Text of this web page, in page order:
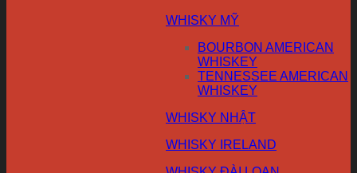
WHISKY MỸ
BOURBON AMERICAN
WHISKEY
TENNESSEE AMERICAN
WHISKEY
WHISKY NHẬT
WHISKY IRELAND